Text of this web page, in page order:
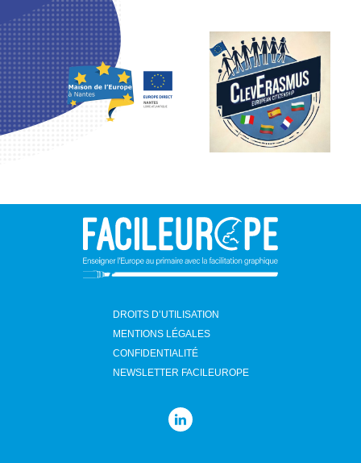
DROITS D’UTILISATION
MENTIONS LÉGALES
CONFIDENTIALITÉ
NEWSLETTER FACILEUROPE